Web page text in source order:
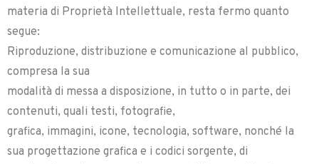
materia di Proprietà Intellettuale, resta fermo quanto
segue:
Riproduzione, distribuzione e comunicazione al pubblico,
compresa la sua
modalità di messa a disposizione, in tutto o in parte, dei
contenuti, quali testi, fotografie,
grafica, immagini, icone, tecnologia, software, nonché la
sua progettazione grafica e i codici sorgente, di